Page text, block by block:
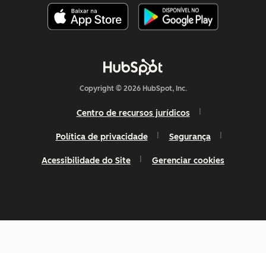
Copyright © 2026 HubSpot, Inc.
Centro de recursos jurídicos
Política de privacidade Segurança
Acessibilidade do Site Gerenciar cookies